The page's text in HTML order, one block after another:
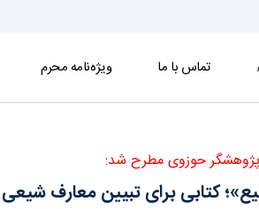
تماس با ما ویژه‌نامه محرم
پژوهشگر حوزوی مطرح شد:
کتابی برای تبیین معارف